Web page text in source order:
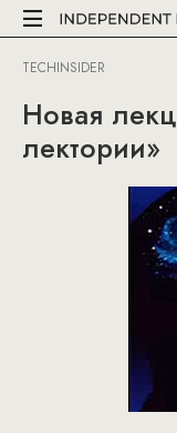
TECHINSIDER
Новая
лектории»